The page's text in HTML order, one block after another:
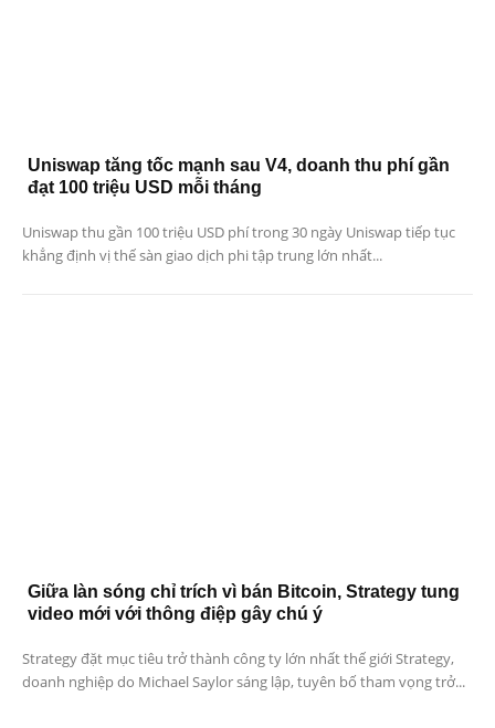
Uniswap tăng tốc mạnh sau V4, doanh thu phí gần
đạt 100 triệu USD mỗi tháng
Uniswap thu gần 100 triệu USD phí trong 30 ngày Uniswap tiếp tục
khẳng định vị thế sàn giao dịch phi tập trung lớn nhất...
Giữa làn sóng chỉ trích vì bán Bitcoin, Strategy tung
video mới với thông điệp gây chú ý
Strategy đặt mục tiêu trở thành công ty lớn nhất thế giới Strategy,
doanh nghiệp do Michael Saylor sáng lập, tuyên bố tham vọng trở...